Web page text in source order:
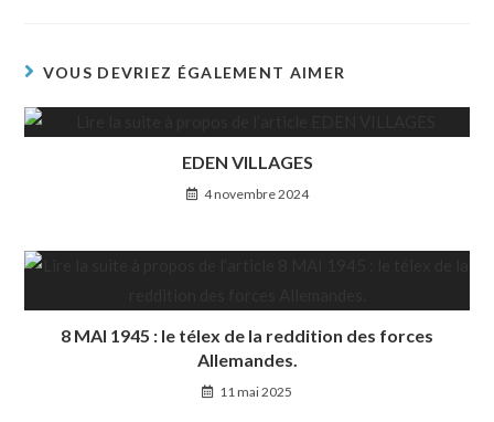
VOUS DEVRIEZ ÉGALEMENT AIMER
EDEN VILLAGES
4 novembre 2024
8 MAI 1945 : le télex de la reddition des forces
Allemandes.
11 mai 2025